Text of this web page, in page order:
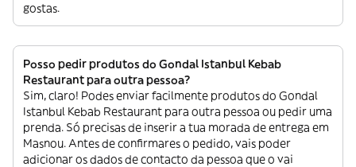
gostas.
Posso pedir produtos do Gondal Istanbul Kebab
Restaurant para outra pessoa?
Sim, claro! Podes enviar facilmente produtos do Gondal
Istanbul Kebab Restaurant para outra pessoa ou pedir uma
prenda. Só precisas de inserir a tua morada de entrega em
Masnou. Antes de confirmares o pedido, vais poder
adicionar os dados de contacto da pessoa que o vai